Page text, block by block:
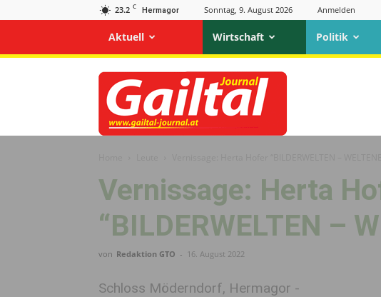
23.2 C Hermagor Sonntag, 9. August 2026 Anmelden
Aktuell Wirtschaft Politik
Gailtal
Journal
Vernissage: Herta
“BILDERWELTEN –
von Redaktion GTO - 16. August 2022
Schloss Möderndorf, Hermagor -